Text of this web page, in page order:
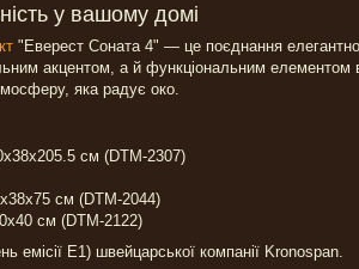
у вашому домі
"Еверест Соната 4" — це поєднання
акцентом, а й функціональним елементом
яка радує око.
см (DTM-2307)
см (DTM-2044)
см (DTM-2122)
емісії Е1) швейцарської компанії Kronospan.